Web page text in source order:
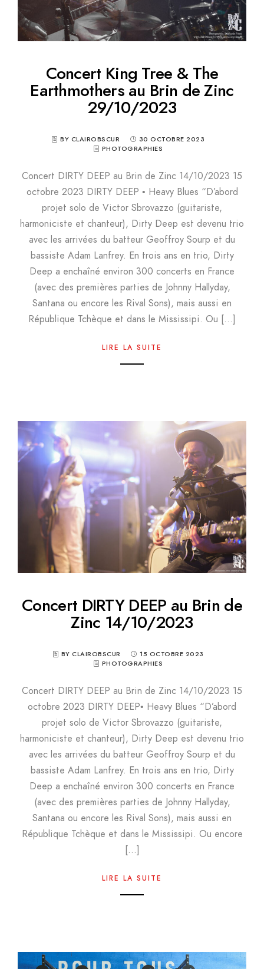
Concert King Tree & The
Earthmothers au Brin de Zinc
29/10/2023
BY CLAIROBSCUR
30 OCTOBRE 2023
PHOTOGRAPHIES
Concert DIRTY DEEP au Brin de Zinc 14/10/2023 15
octobre 2023 DIRTY DEEP • Heavy Blues “D’abord
projet solo de Victor Sbrovazzo (guitariste,
harmoniciste et chanteur), Dirty Deep est devenu trio
avec les arrivées du batteur Geoffroy Sourp et du
bassiste Adam Lanfrey. En trois ans en trio, Dirty
Deep a enchaîné environ 300 concerts en France
(avec des premières parties de Johnny Hallyday,
Santana ou encore les Rival Sons), mais aussi en
République Tchèque et dans le Mississipi. Ou […]
LIRE LA SUITE
Concert DIRTY DEEP au Brin de
Zinc 14/10/2023
BY CLAIROBSCUR
15 OCTOBRE 2023
PHOTOGRAPHIES
Concert DIRTY DEEP au Brin de Zinc 14/10/2023 15
octobre 2023 DIRTY DEEP• Heavy Blues “D’abord
projet solo de Victor Sbrovazzo (guitariste,
harmoniciste et chanteur), Dirty Deep est devenu trio
avec les arrivées du batteur Geoffroy Sourp et du
bassiste Adam Lanfrey. En trois ans en trio, Dirty
Deep a enchaîné environ 300 concerts en France
(avec des premières parties de Johnny Hallyday,
Santana ou encore les Rival Sons), mais aussi en
République Tchèque et dans le Mississipi. Ou encore
[…]
LIRE LA SUITE